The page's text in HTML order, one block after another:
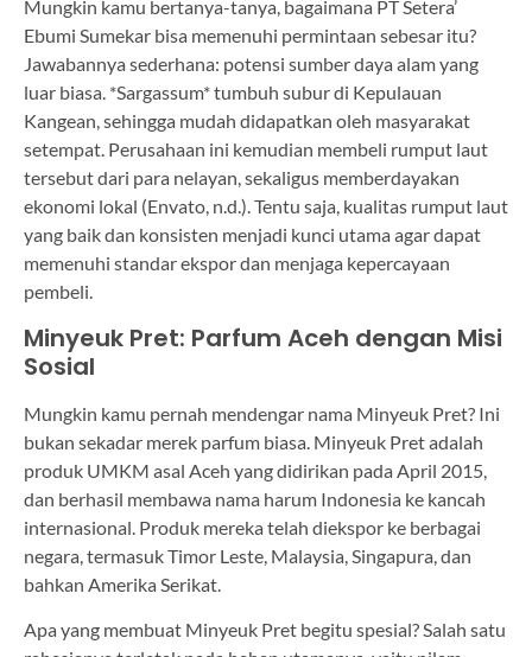
Mungkin kamu bertanya-tanya, bagaimana PT Setera’
Ebumi Sumekar bisa memenuhi permintaan sebesar itu?
Jawabannya sederhana: potensi sumber daya alam yang
luar biasa. *Sargassum* tumbuh subur di Kepulauan
Kangean, sehingga mudah didapatkan oleh masyarakat
setempat. Perusahaan ini kemudian membeli rumput laut
tersebut dari para nelayan, sekaligus memberdayakan
ekonomi lokal (Envato, n.d.). Tentu saja, kualitas rumput laut
yang baik dan konsisten menjadi kunci utama agar dapat
memenuhi standar ekspor dan menjaga kepercayaan
pembeli.
Minyeuk Pret: Parfum Aceh dengan Misi
Sosial
Mungkin kamu pernah mendengar nama Minyeuk Pret? Ini
bukan sekadar merek parfum biasa. Minyeuk Pret adalah
produk UMKM asal Aceh yang didirikan pada April 2015,
dan berhasil membawa nama harum Indonesia ke kancah
internasional. Produk mereka telah diekspor ke berbagai
negara, termasuk Timor Leste, Malaysia, Singapura, dan
bahkan Amerika Serikat.
Apa yang membuat Minyeuk Pret begitu spesial? Salah satu